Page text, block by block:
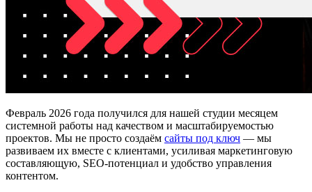
Февраль 2026 года получился для нашей студии месяцем
системной работы над качеством и масштабируемостью
проектов. Мы не просто создаём сайты под ключ — мы
развиваем их вместе с клиентами, усиливая маркетинговую
составляющую, SEO-потенциал и удобство управления
контентом.